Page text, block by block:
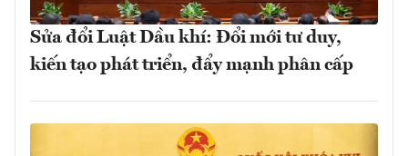
Sửa đổi Luật Dầu khí: Đổi mới tư duy,
kiến tạo phát triển, đẩy mạnh phân cấp